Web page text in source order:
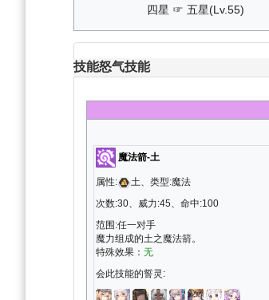
四星 ☞ 五星(Lv.55)
技能怒气技能
魔法箭-土
属性:
土、类型:魔法
次数:30、威力:45、命中:100
范围:任一对手
魔力组成的土之魔法箭。
特殊效果： 无
会此技能的誓灵: